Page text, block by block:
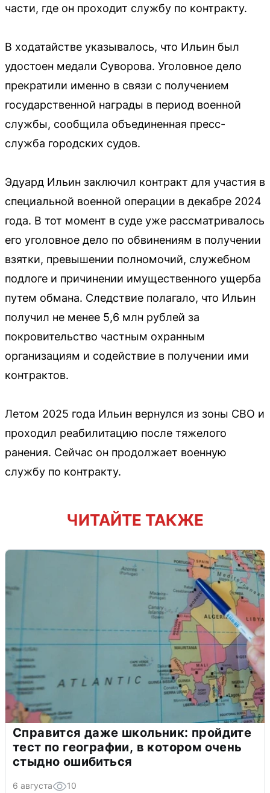
части, где он проходит службу по контракту.
В ходатайстве указывалось, что Ильин был
удостоен медали Суворова. Уголовное дело
прекратили именно в связи с получением
государственной награды в период военной
службы, сообщила объединенная пресс-
служба городских судов.
Эдуард Ильин заключил контракт для участия в
специальной военной операции в декабре 2024
года. В тот момент в суде уже рассматривалось
его уголовное дело по обвинениям в получении
взятки, превышении полномочий, служебном
подлоге и причинении имущественного ущерба
путем обмана. Следствие полагало, что Ильин
получил не менее 5,6 млн рублей за
покровительство частным охранным
организациям и содействие в получении ими
контрактов.
Летом 2025 года Ильин вернулся из зоны СВО и
проходил реабилитацию после тяжелого
ранения. Сейчас он продолжает военную
службу по контракту.
ЧИТАЙТЕ ТАКЖЕ
Справится даже школьник: пройдите
тест по географии, в котором очень
стыдно ошибиться
6 августа 10